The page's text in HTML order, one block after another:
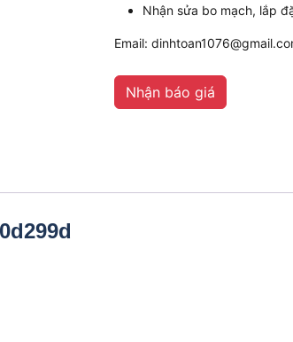
Nhận sửa bo mạch, lắp
Email:
Nhận báo giá